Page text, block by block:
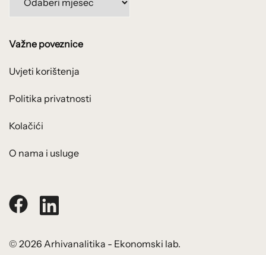
Važne poveznice
Uvjeti korištenja
Politika privatnosti
Kolačići
O nama i usluge
© 2026 Arhivanalitika - Ekonomski lab.